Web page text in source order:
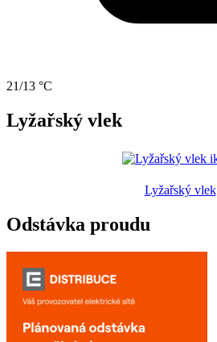
21/13 °C
Lyžařský vlek
Lyžařský vlek
Odstávka proudu